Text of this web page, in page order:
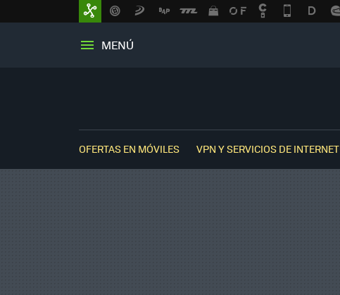
MENÚ
OFERTAS EN MÓVILES VPN Y SERVICIOS DE INTERNET